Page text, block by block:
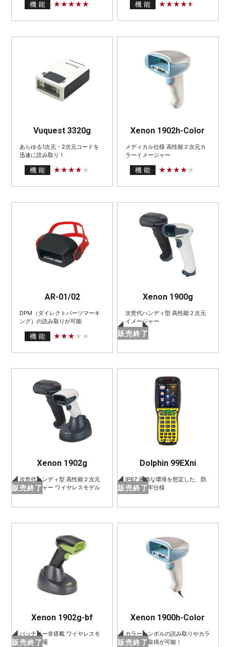
機 能 機 能
Vuquest 3320g
あらゆる1次元・2次元コードを
迅速に読み取り！
機 能
Xenon 1902h-Color
メディカル仕様 高性能２次元カ
ラーイメージャー
機 能
AR-01/02
DPM（ダイレクトパーツマーキ
ング）の読み取りが可能
機 能 販売終了
Xenon 1900g
次世代ハンディ型 高性能２次元
イメージャー
販売終了
Xenon 1902g
次世代ハンディ型 高性能２次元
イメージャー ワイヤレスモデル
販売終了
Dolphin 99EXni
IP67 過酷な環境を想定した、防
爆・高堅牢仕様
販売終了
Xenon 1902g-bf
バッテリー非搭載 ワイヤレスモ
デルが登場
販売終了
Xenon 1900h-Color
カラーシンボルの読み取りやカラ
ー画像の取得が可能！